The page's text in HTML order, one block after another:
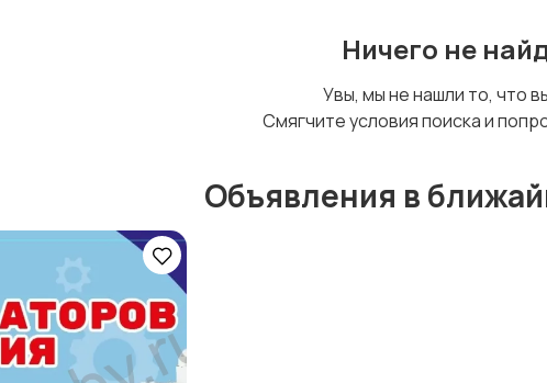
Ничего не
Увы, мы не нашли то, что
Смягчите условия поиска и
Объявления в